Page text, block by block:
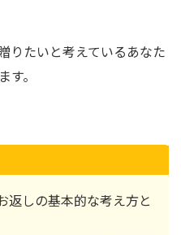
りたいと考えているあなた
。
返しの基本的な考え方と